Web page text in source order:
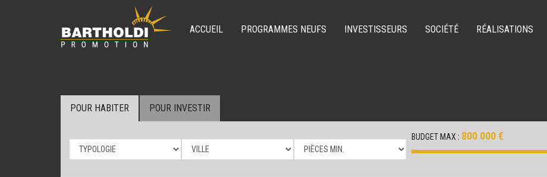
ACCUEIL PROGRAMMES NEUFS INVESTISSEURS SOCIÉTÉ RÉALISATIONS
POUR HABITER POUR INVESTIR
BUDGET MAX : 800 000 €